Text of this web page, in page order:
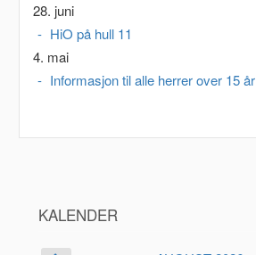
28. juni
HiO på hull 11
4. mai
Informasjon til alle herrer over 15 år
KALENDER